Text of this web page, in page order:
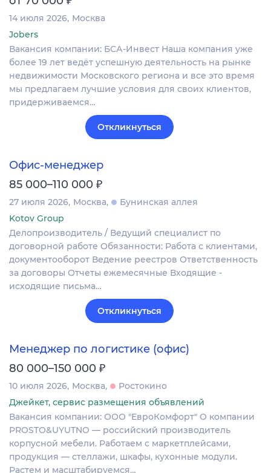
14 июля 2026 Москва
Jobers
Вакансия компании: БСА-Инвест Наша компания уже
более 19 лет ведёт успешную деятельность на рынке
недвижимости Московского региона и все это время
мы предлагаем лучшие условия для своих клиентов,
придерживаемся…
Откликнуться
Офис-менеджер
85 000–110 000 ₽
27 июля 2026 Москва
Бунинская аллея
Kotov Group
Делопроизводитель / Ведущий специалист по
договорной работе Обязанности: Работа с клиентами,
документооборот Ведение реестров Ответственность
за договоры Отчеты ежемесячные Входящие -
исходящие письма…
Откликнуться
Менеджер по логистике (офис)
80 000–150 000 ₽
10 июля 2026 Москва
Ростокино
Джейкет, сервис размещения объявлений
Вакансия компании: ООО "ЕвроКомфорт" О компании
PROSTO&UYUTNO — российский производитель
корпусной мебели. Работаем с маркетплейсами,
продукция — стеллажи, шкафы, кухонные модули.
Растем и масштабируемся…